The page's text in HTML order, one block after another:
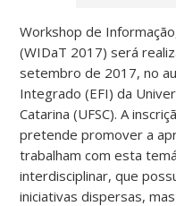
Workshop de
(WIDaT 2017) será
setembro de 2017, no
Integrado (EFI) da
Catarina (UFSC). A
pretende promover a
trabalham com esta
interdisciplinar, que
iniciativas dispersas,